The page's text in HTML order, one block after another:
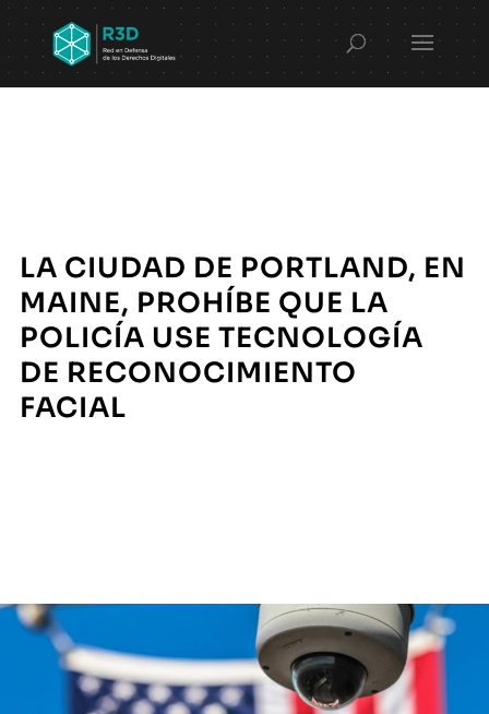
LA CIUDAD DE PORTLAND, EN
MAINE, PROHÍBE QUE LA
POLICÍA USE TECNOLOGÍA
DE RECONOCIMIENTO
FACIAL